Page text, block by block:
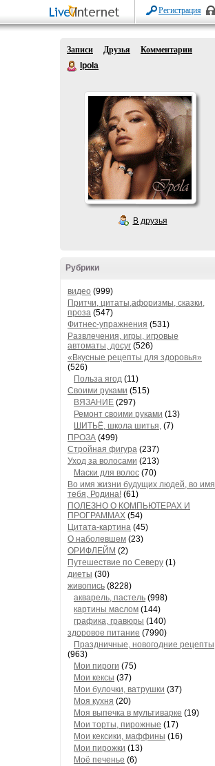
Регистрация
Записи Друзья
Комментарии
Ipola
В друзья
Рубрики
видео (999)
Притчи, цитаты,афоризмы, сказки,
проза (547)
Фитнес-упражнения (531)
Развлечения, игры, игровые
автоматы, досуг (526)
«Вкусные рецепты для здоровья»
(526)
Польза ягод (11)
Своими руками (515)
ВЯЗАНИЕ (297)
Ремонт своими руками (13)
ШИТЬЁ, школа шитья, (7)
ПРОЗА (499)
Стройная фигура (237)
Уход за волосами (213)
Маски для волос (70)
Во имя жизни будущих людей, во имя
тебя, Родина! (61)
ПОЛЕЗНО О КОМПЬЮТЕРАХ И
ПРОГРАММАХ (54)
Цитата-картина (45)
О наболевшем (23)
ОРИФЛЕЙМ (2)
Путешествие по Северу (1)
диеты (30)
живопись (8228)
акварель, пастель (998)
картины маслом (144)
графика, гравюры (140)
здоровое питание (7990)
Праздничные, новогодние рецепты
(963)
Мои пироги (75)
Мои кексы (37)
Мои булочки, ватрушки (37)
Моя кухня (20)
Моя выпечка в мультиварке (19)
Мои торты, пирожные (17)
Мои кексики, маффины (16)
Мои пирожки (13)
Моё печенье (6)